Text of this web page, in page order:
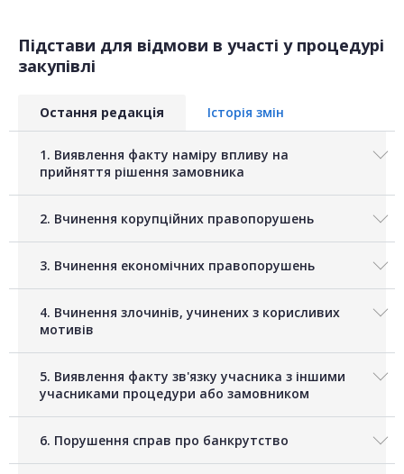
Підстави для відмови в участі у процедурі
закупівлі
Остання редакція Історія змін
1. Виявлення факту наміру впливу на
прийняття рішення замовника
2. Вчинення корупційних правопорушень
3. Вчинення економічних правопорушень
4. Вчинення злочинів, учинених з корисливих
мотивів
5. Виявлення факту зв'язку учасника з іншими
учасниками процедури або замовником
6. Порушення справ про банкрутство